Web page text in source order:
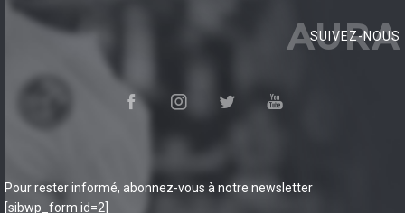
AURA
SUIVEZ-NOUS
Pour rester informé, abonnez-vous à notre newsletter
[sibwp_form id=2]